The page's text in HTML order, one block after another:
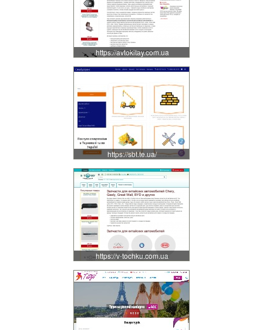
https://avtokitay.com.ua
https://sbt.te.ua/
https://v-tochku.com.ua